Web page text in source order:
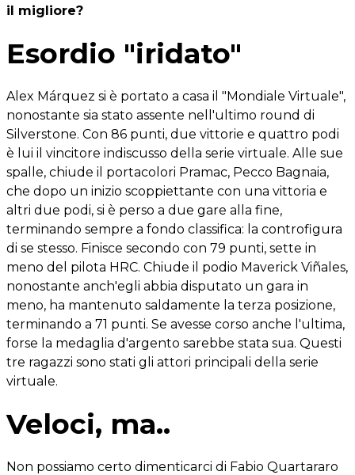
il migliore?
Esordio "iridato"
Alex Márquez si è portato a casa il "Mondiale Virtuale",
nonostante sia stato assente nell'ultimo round di
Silverstone. Con 86 punti, due vittorie e quattro podi
è lui il vincitore indiscusso della serie virtuale. Alle sue
spalle, chiude il portacolori Pramac, Pecco Bagnaia,
che dopo un inizio scoppiettante con una vittoria e
altri due podi, si è perso a due gare alla fine,
terminando sempre a fondo classifica: la controfigura
di se stesso. Finisce secondo con 79 punti, sette in
meno del pilota HRC. Chiude il podio Maverick Viñales,
nonostante anch'egli abbia disputato un gara in
meno, ha mantenuto saldamente la terza posizione,
terminando a 71 punti. Se avesse corso anche l'ultima,
forse la medaglia d'argento sarebbe stata sua. Questi
tre ragazzi sono stati gli attori principali della serie
virtuale.
Veloci, ma..
Non possiamo certo dimenticarci di Fabio Quartararo